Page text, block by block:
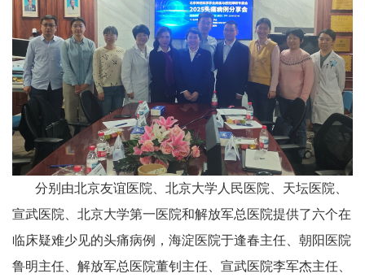
分别由北京友谊医院、北京大学人民医院、天坛医院、
宣武医院、北京大学第一医院和解放军总医院提供了六个在
临床疑难少见的头痛病例，海淀医院于逢春主任、朝阳医院
鲁明主任、解放军总医院董钊主任、宣武医院李军杰主任、